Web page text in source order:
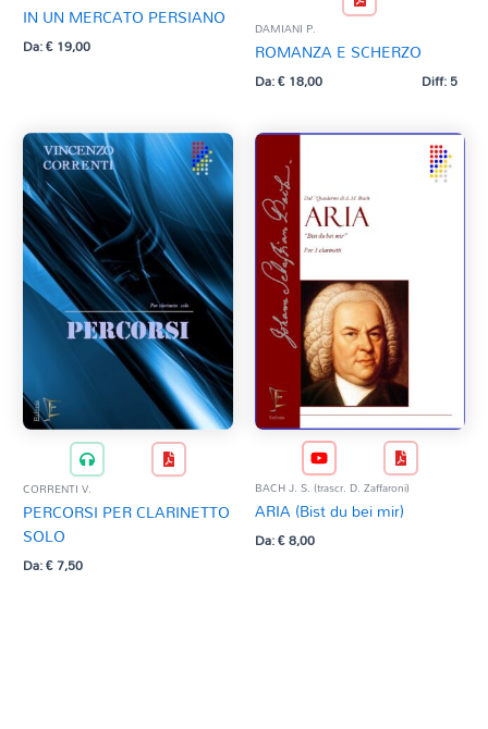
IN UN MERCATO PERSIANO
Da:€19,00
DAMIANI P.
ROMANZA E SCHERZO
Da:€18,00 Diff: 5
CORRENTI V.
PERCORSI PER CLARINETTO
SOLO
Da:€7,50
BACH J. S. (trascr. D. Zaffaroni)
ARIA (Bist du bei mir)
Da:€8,00